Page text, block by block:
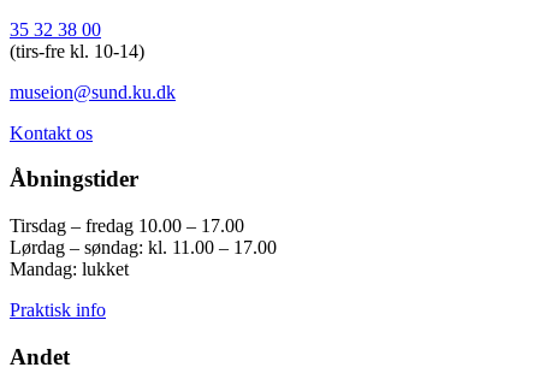
35 32 38 00
(tirs-fre kl. 10-14)
museion@sund.ku.dk
Kontakt os
Åbningstider
Tirsdag – fredag 10.00 – 17.00
Lørdag – søndag: kl. 11.00 – 17.00
Mandag: lukket
Praktisk info
Andet